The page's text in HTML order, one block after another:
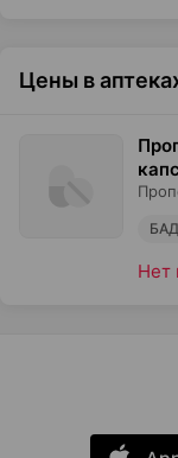
Цены в
БАД
Нет